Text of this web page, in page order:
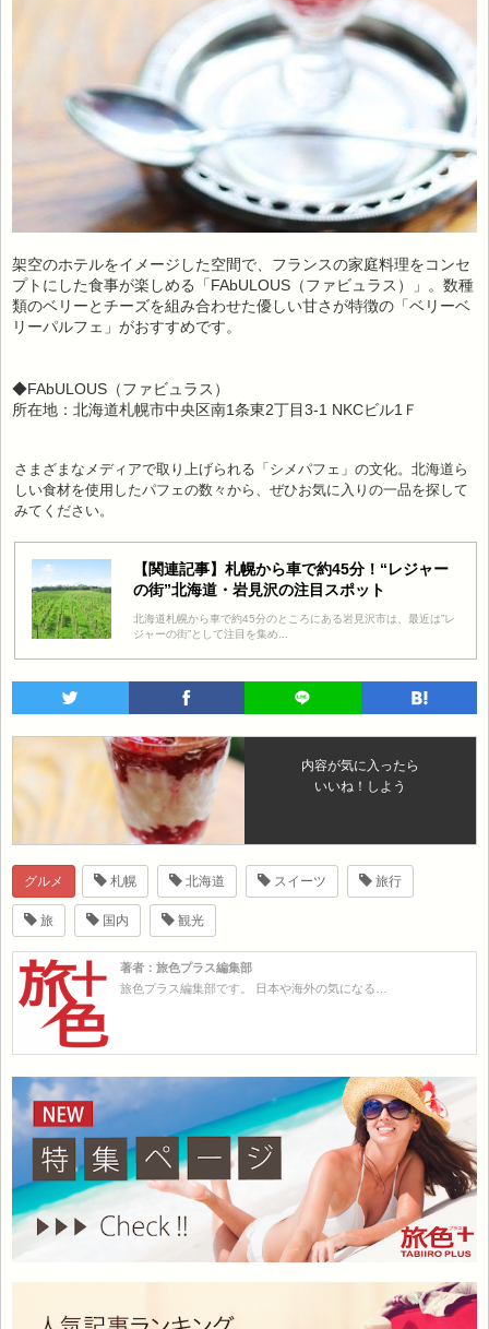
架空のホテルをイメージした空間で、フランスの家庭料理をコンセ
プトにした食事が楽しめる「FAbULOUS（ファビュラス）」。数種
類のベリーとチーズを組み合わせた優しい甘さが特徴の「ベリーベ
リーパルフェ」がおすすめです。
◆FAbULOUS（ファビュラス）
所在地：北海道札幌市中央区南1条東2丁目3-1 NKCビル1Ｆ
さまざまなメディアで取り上げられる「シメパフェ」の文化。北海道ら
しい食材を使用したパフェの数々から、ぜひお気に入りの一品を探して
みてください。
【関連記事】札幌から車で約45分！“レジャー
の街”北海道・岩見沢の注目スポット
北海道札幌から車で約45分のところにある岩見沢市は、最近は”レ
ジャーの街”として注目を集め...
内容が気に入ったら
いいね！しよう
グルメ 札幌 北海道 スイーツ 旅行
旅 国内 観光
著者：旅色プラス編集部
旅色プラス編集部です。 日本や海外の気になる…